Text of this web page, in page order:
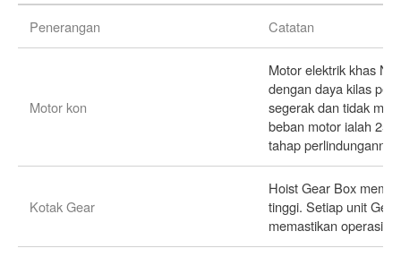
Penerangan Catatan
Motor kon
Motor elektrik khas
dengan daya kilas
segerak dan tidak
beban motor ialah
tahap
Kotak Gear
Hoist Gear Box
tinggi. Setiap unit
memastikan operasi